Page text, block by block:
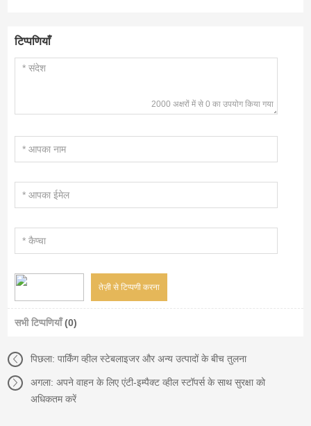
टिप्पणियाँ
2000 अक्षरों में से 0 का उपयोग किया गया
सभी टिप्पणियाँ(0)
पिछला:पार्किंग व्हील स्टेबलाइजर और अन्य उत्पादों के बीच तुलना
अगला:अपने वाहन के लिए एंटी-इम्पैक्ट व्हील स्टॉपर्स के साथ सुरक्षा को
अधिकतम करें